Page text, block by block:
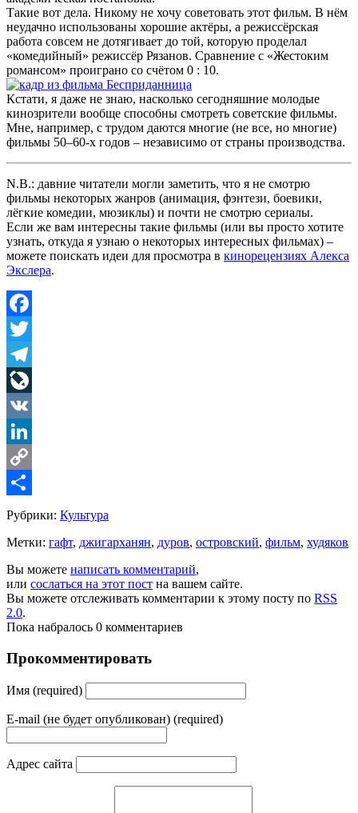
Такие вот дела. Никому не хочу советовать этот фильм. В нём
неудачно использованы хорошие актёры, а режиссёрская
работа совсем не дотягивает до той, которую проделал
«комедийный» режиссёр Рязанов. Сравнение с «Жестоким
романсом» проиграно со счётом 0 : 10.
Кстати, я даже не знаю, насколько сегодняшние молодые
кинозрители вообще способны смотреть советские фильмы.
Мне, например, с трудом даются многие (не все, но многие)
фильмы 50–60-х годов – независимо от страны производства.
N.B.: давние читатели могли заметить, что я не смотрю
фильмы некоторых жанров (анимация, фэнтези, боевики,
лёгкие комедии, мюзиклы) и почти не смотрю сериалы.
Если же вам интересны такие фильмы (или вы просто хотите
узнать, откуда я узнаю о некоторых интересных фильмах) –
можете поискать идеи для просмотра в кинорецензиях Алекса
Экслера.
Facebook
Twitter
Telegram
LiveJournal
VK
LinkedIn
Copy
Link
Share
Рубрики: Культура
Метки: гафт, джигарханян, дуров, островский, фильм, худяков
Вы можете написать комментарий,
или сослаться на этот пост на вашем сайте.
Вы можете отслеживать комментарии к этому посту по RSS
2.0.
Пока набралось 0 комментариев
Прокомментировать
Имя (required)
E-mail (не будет опубликован) (required)
Адрес сайта